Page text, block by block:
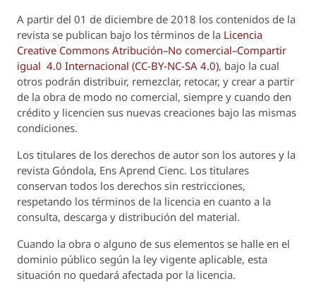
A partir del 01 de diciembre de 2018 los contenidos de la
revista se publican bajo los términos de la Licencia
Creative Commons Atribución–No comercial–Compartir
igual 4.0 Internacional (CC-BY-NC-SA 4.0), bajo la cual
otros podrán distribuir, remezclar, retocar, y crear a partir
de la obra de modo no comercial, siempre y cuando den
crédito y licencien sus nuevas creaciones bajo las mismas
condiciones.
Los titulares de los derechos de autor son los autores y la
revista Góndola, Ens Aprend Cienc. Los titulares
conservan todos los derechos sin restricciones,
respetando los términos de la licencia en cuanto a la
consulta, descarga y distribución del material.
Cuando la obra o alguno de sus elementos se halle en el
dominio público según la ley vigente aplicable, esta
situación no quedará afectada por la licencia.